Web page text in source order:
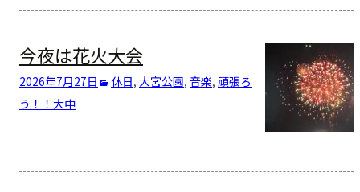
今夜は花火大会
2026年7月27日 休日, 大宮公園, 音楽, 頑張ろ
う！！ 大中